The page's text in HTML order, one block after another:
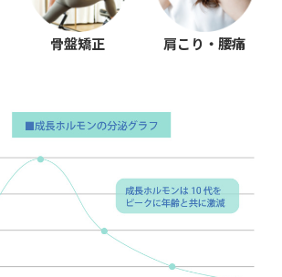
骨盤矯正 肩こり・腰痛